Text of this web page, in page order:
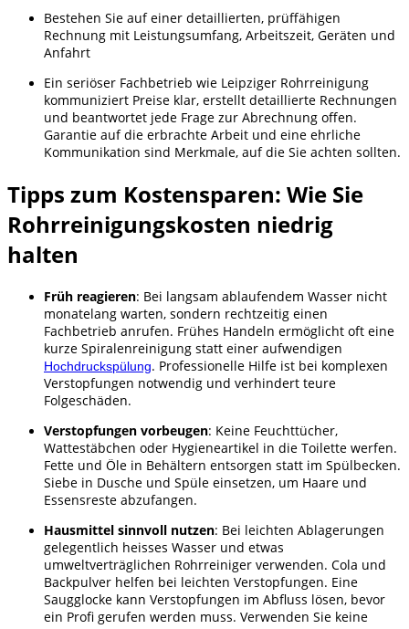
Bestehen Sie auf einer detaillierten, prüffähigen
Rechnung mit Leistungsumfang, Arbeitszeit, Geräten und
Anfahrt
Ein seriöser Fachbetrieb wie Leipziger Rohrreinigung
kommuniziert Preise klar, erstellt detaillierte Rechnungen
und beantwortet jede Frage zur Abrechnung offen.
Garantie auf die erbrachte Arbeit und eine ehrliche
Kommunikation sind Merkmale, auf die Sie achten sollten.
Tipps zum Kostensparen: Wie Sie
Rohrreinigungskosten niedrig
halten
Früh reagieren: Bei langsam ablaufendem Wasser nicht
monatelang warten, sondern rechtzeitig einen
Fachbetrieb anrufen. Frühes Handeln ermöglicht oft eine
kurze Spiralenreinigung statt einer aufwendigen
Hochdruckspülung. Professionelle Hilfe ist bei komplexen
Verstopfungen notwendig und verhindert teure
Folgeschäden.
Verstopfungen vorbeugen: Keine Feuchttücher,
Wattestäbchen oder Hygieneartikel in die Toilette werfen.
Fette und Öle in Behältern entsorgen statt im Spülbecken.
Siebe in Dusche und Spüle einsetzen, um Haare und
Essensreste abzufangen.
Hausmittel sinnvoll nutzen: Bei leichten Ablagerungen
gelegentlich heisses Wasser und etwas
umweltverträglichen Rohrreiniger verwenden. Cola und
Backpulver helfen bei leichten Verstopfungen. Eine
Saugglocke kann Verstopfungen im Abfluss lösen, bevor
ein Profi gerufen werden muss. Verwenden Sie keine